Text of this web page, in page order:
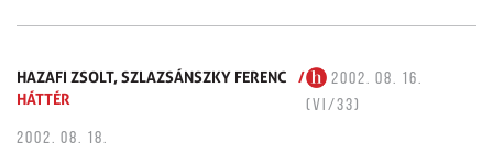
HAZAFI ZSOLT,SZLAZSÁNSZKY FERENC
/
HÁTTÉR
2002. 08. 16.
(VI/33)
2002. 08. 18.